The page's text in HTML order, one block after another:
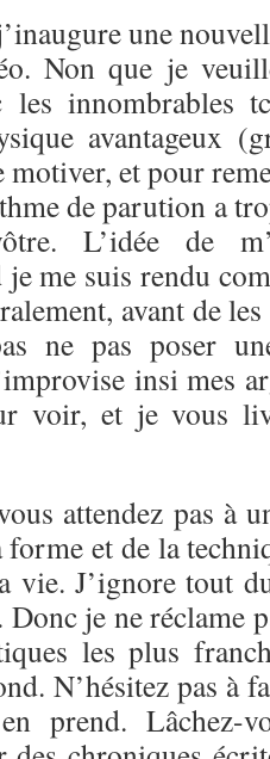
une
Non que je
les innombrables
avantageux
et pour
de parution a
L’idée de
je me suis rendu
avant de
ne pas poser
insi mes
voir, et je vous
attendez pas à
et de la
vie. J’ignore tout
Donc je ne réclame
les plus
N’hésitez pas à
prend. Lâchez-